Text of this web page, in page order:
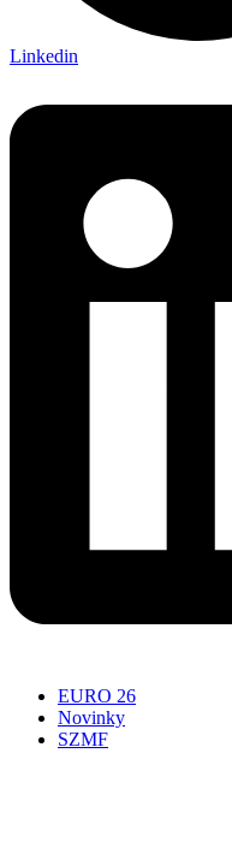
Linkedin
EURO 26
Novinky
SZMF